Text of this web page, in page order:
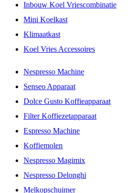
Inbouw Koel Vriescombinatie
Mini Koelkast
Klimaatkast
Koel Vries Accessoires
Nespresso Machine
Senseo Apparaat
Dolce Gusto Koffieapparaat
Filter Koffiezetapparaat
Espresso Machine
Koffiemolen
Nespresso Magimix
Nespresso Delonghi
Melkopschuimer